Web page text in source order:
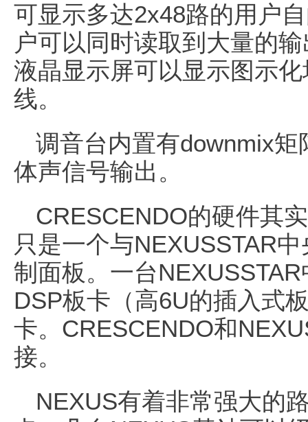
可显示多达2x48路的用户
户可以同时读取到大量的
液晶显示屏可以显示图示
线。
调音台内置有downmix
体声信号输出。
CRESCENDO的硬件其
只是一个与NEXUSSTAR
制面板。一台
DSP板卡（高6U的插入式
卡。CRESCENDO和
接。
NEXUS有着非常强大的